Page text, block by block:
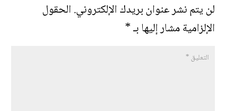
لن يتم نشر عنوان بريدك الإلكتروني.الحقول
الإلزامية مشار إليها بـ*